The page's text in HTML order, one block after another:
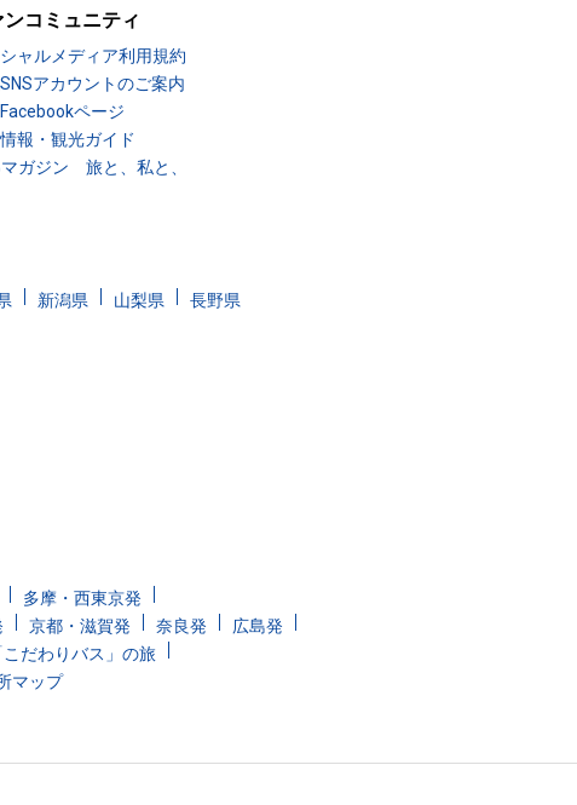
ンコミュニティ
ャルメディア利用規約
アカウントのご案内
ページ
報・観光ガイド
マガジン 旅と、私と、
新潟県 山梨県
長野県
多摩・西東京発
京都・滋賀発 奈良発
広島発
こだわりバス」の旅
マップ